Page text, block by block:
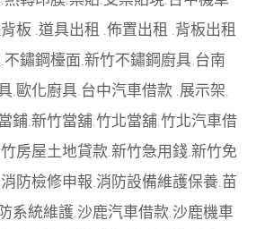
板 .道具出租 .佈置出租 .背板出租
.不鏽鋼檯面.新竹不鏽鋼廚具.台南
.歐化廚具.台中汽車借款 .展示架.
鋪.新竹當舖.竹北當舖.竹北汽車借
房屋土地貸款.新竹急用錢.新竹免
消防檢修申報.消防設備維護保養.苗
系統維護.沙鹿汽車借款.沙鹿機車